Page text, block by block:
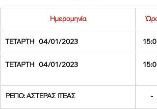
Ημερομηνία Ώρα
ΤΕΤΑΡΤΗ   04/01/2023 15:00
ΤΕΤΑΡΤΗ   04/01/2023 15:00
ΡΕΠΟ: ΑΣΤΕΡΑΣ ΙΤΕΑΣ -